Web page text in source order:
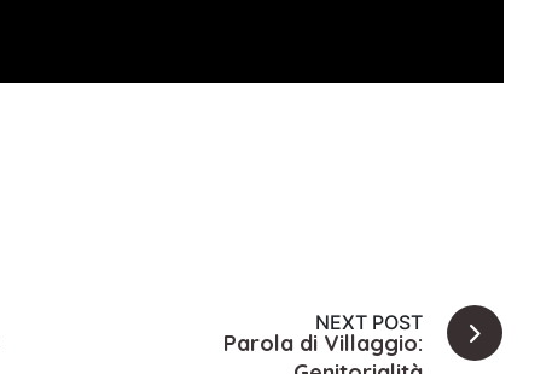
NEXT POST
Parola di Villaggio: